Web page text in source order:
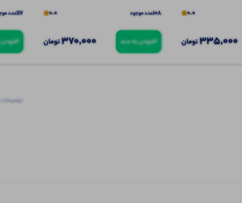
0.0
335,000تومان
108عدد موجود 0.0
افزودن به سبد 370,000تومان
117عدد
توضیحات